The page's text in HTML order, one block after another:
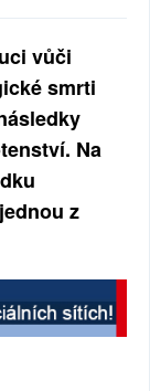
vůči
smrti
Na
z